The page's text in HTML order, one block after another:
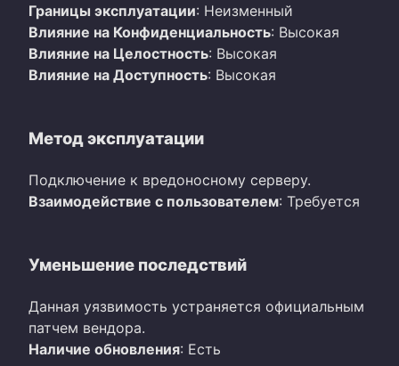
Границы эксплуатации: Неизменный
Влияние на Конфиденциальность: Высокая
Влияние на Целостность: Высокая
Влияние на Доступность: Высокая
Метод эксплуатации
Подключение к вредоносному серверу.
Взаимодействие с пользователем: Требуется
Уменьшение последствий
Данная уязвимость устраняется официальным
патчем вендора.
Наличие обновления: Есть